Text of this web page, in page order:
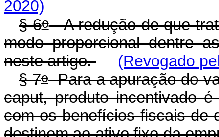
2020)
§ 6oA redução de que
modo proporcional dentre
neste artigo.
(Revogado
§ 7oPara a apuração do
caput, produto incentivado
com os benefícios fiscais de